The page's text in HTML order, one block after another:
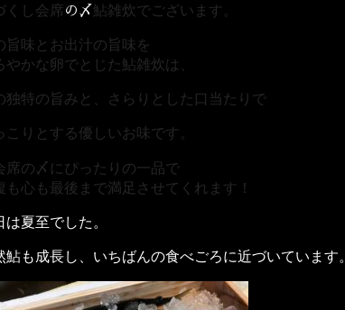
くし会席の〆 鮎雑炊でございます。
旨味とお出汁の旨味を
やかな卵でとじた鮎雑炊は、
独特の旨みと、さらりとした口当たりで
こりとする優しいお味です。
席の〆にぴったりの一品で
も心も最後まで満足させてくれます！
は夏至でした。
鮎も成長し、いちばんの食べごろに近づいています。